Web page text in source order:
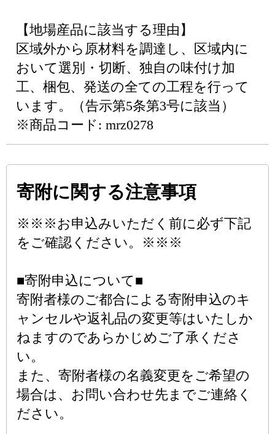
【地場産品に該当する理由】
区域外から原材料を調達し、区域内に
おいて選別・切断、独自の味付け加
工、梱包、発送の全ての工程を行って
います。（告示第5条第3号に該当）
※商品コード: mrz0278
寄附に関する注意事項
※※※お申込みいただく前に必ず下記
をご確認ください。※※※
■寄附申込について■
寄附者様のご都合による寄附申込のキ
ャンセルや返礼品の変更等はいたしか
ねますのであらかじめご了承くださ
い。
また、寄附者様の名義変更をご希望の
場合は、お問い合わせ先までご連絡く
ださい。